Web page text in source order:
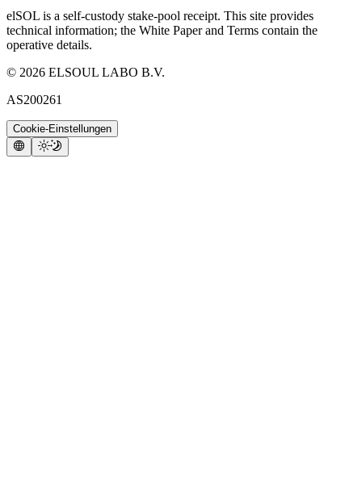
elSOL is a self-custody stake-pool receipt. This site provides
technical information; the White Paper and Terms contain the
operative details.
© 2026 ELSOUL LABO B.V.
AS200261
Cookie-Einstellungen